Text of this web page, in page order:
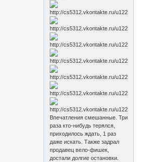
Впечатления смешанные. Три
раза кто-нибудь терялся,
приходилось ждать, 1 раз
даже искать. Также задрал
продавец вело-фишек,
достали долгие остановки.